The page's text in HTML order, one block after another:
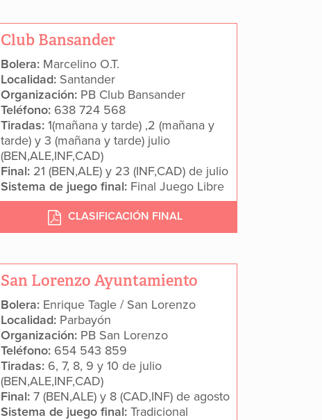
Club Bansander
Bolera: Marcelino O.T.
Localidad: Santander
Organización: PB Club Bansander
Teléfono: 638 724 568
Tiradas: 1(mañana y tarde) ,2 (mañana y
tarde) y 3 (mañana y tarde) julio
(BEN,ALE,INF,CAD)
Final: 21 (BEN,ALE) y 23 (INF,CAD) de julio
Sistema de juego final: Final Juego Libre
CLASIFICACIÓN FINAL
San Lorenzo Ayuntamiento
Bolera: Enrique Tagle / San Lorenzo
Localidad: Parbayón
Organización: PB San Lorenzo
Teléfono: 654 543 859
Tiradas: 6, 7, 8, 9 y 10 de julio
(BEN,ALE,INF,CAD)
Final: 7 (BEN,ALE) y 8 (CAD,INF) de agosto
Sistema de juego final: Tradicional